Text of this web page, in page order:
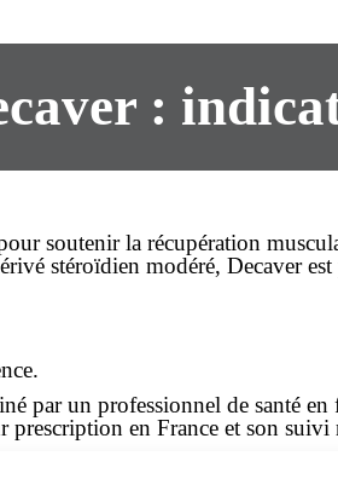
:
soutenir la récupération
stéroïdien modéré, Decaver
par un professionnel de santé
en France et son suivi